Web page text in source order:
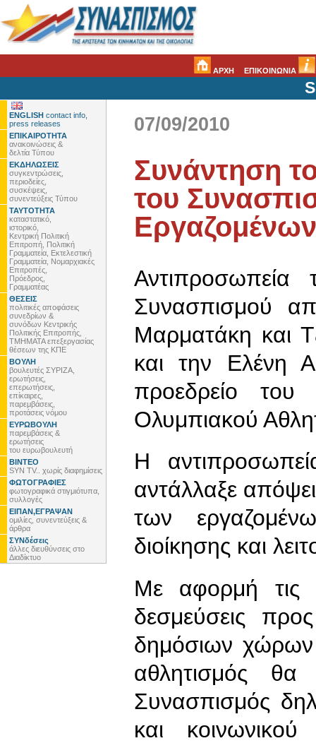
ΑΡΧΗ ΕΠΙΚΟΙΝΩΝΙΑ
ENGLISH contact info,
press releases
ΕΠΙΚΑΙΡΟΤΗΤΑ
ανακοινώσεις &
δελτία Τύπου
ΕΚΔΗΛΩΣΕΙΣ
συγκεντρώσεις,
περιοδείες,
συσκέψεις,
συνεντεύξεις Τύπου
ΤΑΥΤΟΤΗΤΑ
καταστατικό,
ιστορικό,
Κεντρική Πολιτική
Επιτροπή, Πολιτική
Γραμματεία, Εκτελεστική
Γραμματεία, Νομαρχιακές
Επιτροπές,
Πρόεδρος,
Γραμματέας
ΘΕΣΕΙΣ
πολιτικές αποφάσεις
συνεδρίων &
συνόδων Κεντρικής
Πολιτικής Επιτροπής,
ΤΜΗΜΑΤΑ επεξεργασίας
θέσεων της ΚΠΕ
ΒΟΥΛΗ
βουλευτές ΣΥΡΙΖΑ,
ερωτήσεις,
επερωτήσεις,
επίκαιρες,
παρεμβάσεις,
προτάσεις νόμου
ΕΥΡΩΒΟΥΛΗ
παρεμβάσεις &
ερωτήσεις
του ευρωβουλευτή
ΒΙΝΤΕΟ
SYN TV.. χωρίς διαφημίσεις
ΦΩΤΟΓΡΑΦΙΕΣ
φωτογραφικά στιγμιότυπα,
συλλογές
ΕΙΠΑΝ,ΕΓΡΑΨΑΝ
ομιλίες, συνεντεύξεις &
άρθρα
ΣΥΝδέσεις
άλλες διευθύνσεις στο
Διαδίκτυο
07/09/2010
Συνάντηση
του
Αντιπροσωπεία
Συνασπισμού
Μαρματάκη και
και την Ελένη
προεδρείο του
Ολυμπιακού
Η
αντάλλαξε
των
διοίκησης και
Με αφορμή τις
δεσμεύσεις
δημόσιων
αθλητισμός
Συνασπισμός
και